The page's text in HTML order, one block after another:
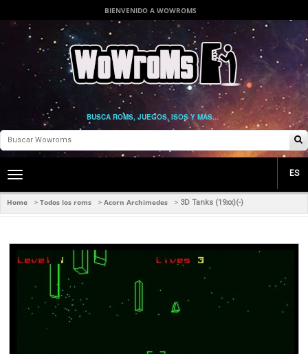
BIENVENIDO A WOWROMS
BUSCA ROMS, JUEGOS, ISOS Y MÁS...
Toggle
navigation
ES
Home > Todos los roms > Acorn Archimedes > 3D Tanks (19xx)(-)